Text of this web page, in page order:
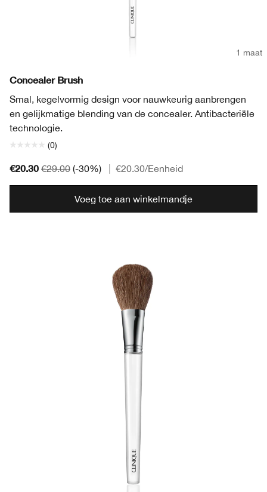
1 maat
Concealer Brush
Smal, kegelvormig design voor nauwkeurig aanbrengen
en gelijkmatige blending van de concealer. Antibacteriële
technologie.
(0)
€20.30 €29.00 (-30%) €20.30/Eenheid
Voeg toe aan winkelmandje